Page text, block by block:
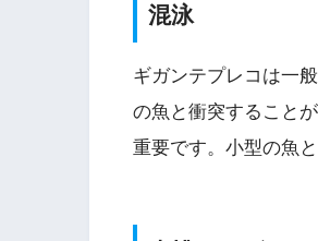
混泳
ギガンテプレコは一
の魚と衝突すること
重要です。小型の魚